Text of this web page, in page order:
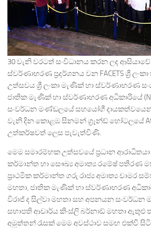
30 වැනි වරටත් සංවිධානය කරන ලද
ස්වර්ණාභරණ ප්‍රදර්ශනය වන FACETS ශ්‍රී
උත්සවය ශ්‍රී ලංකා මැණික් හා ස්වර්ණාභරණ
ජාතික මැණික් හා ස්වර්ණාභරණ අධිකාරියේ
සංවර්ධන මණ්ඩලයේ සහයෝගී දායකත්වයෙන්
වැනි දින කොළඹ සිනමන් ග්‍රෑන්ඩ් හෝටලයේ
උත්කර්ෂවත් ලෙස පැවැත්විණි.
මෙම සමාරම්භක උත්සවයේ ප්‍රධාන
කර්මාන්ත හා සෞඛ්‍ය අමාත්‍ය රමේෂ් පතිරණ
ප්‍රාථමික කර්මාන්ත ගරු රාජ්‍ය අමාත්‍ය චාමර
මහතා, ජාතික මැණික් හා ස්වර්ණාභරණ
විරාජ් ද සිල්වා මහතා සහ අපනයන සංවර්ධන
සභාපති ආචාර්ය කිංස්ලි බර්නාඩ් මහතා ඇතුළු
අමුත්තන් රැසක් මෙම අවස්ථාව සමඟ එක්වී